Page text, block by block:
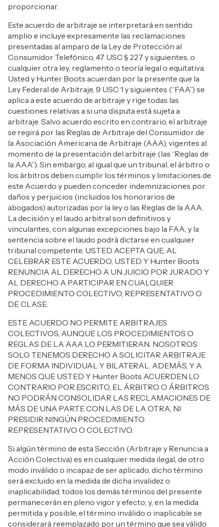
proporcionar.
Este acuerdo de arbitraje se interpretará en sentido
amplio e incluye expresamente las reclamaciones
presentadas al amparo de la Ley de Protección al
Consumidor Telefónico, 47 USC § 227 y siguientes, o
cualquier otra ley, reglamento o teoría legal o equitativa.
Usted y Hunter Boots acuerdan por la presente que la
Ley Federal de Arbitraje, 9 USC 1 y siguientes (“FAA”) se
aplica a este acuerdo de arbitraje y rige todas las
cuestiones relativas a si una disputa está sujeta a
arbitraje. Salvo acuerdo escrito en contrario, el arbitraje
se regirá por las Reglas de Arbitraje del Consumidor de
la Asociación Americana de Arbitraje (AAA), vigentes al
momento de la presentación del arbitraje (las “Reglas de
la AAA”). Sin embargo, al igual que un tribunal, el árbitro o
los árbitros deben cumplir los términos y limitaciones de
este Acuerdo y pueden conceder indemnizaciones por
daños y perjuicios (incluidos los honorarios de
abogados) autorizadas por la ley o las Reglas de la AAA.
La decisión y el laudo arbitral son definitivos y
vinculantes, con algunas excepciones bajo la FAA, y la
sentencia sobre el laudo podrá dictarse en cualquier
tribunal competente. USTED ACEPTA QUE, AL
CELEBRAR ESTE ACUERDO, USTED Y Hunter Boots
RENUNCIA AL DERECHO A UN JUICIO POR JURADO Y
AL DERECHO A PARTICIPAR EN CUALQUIER
PROCEDIMIENTO COLECTIVO, REPRESENTATIVO O
DE CLASE.
ESTE ACUERDO NO PERMITE ARBITRAJES
COLECTIVOS, AUNQUE LOS PROCEDIMIENTOS O
REGLAS DE LA AAA LO PERMITIERAN. NOSOTROS
SOLO TENEMOS DERECHO A SOLICITAR ARBITRAJE
DE FORMA INDIVIDUAL Y BILATERAL. ADEMÁS, Y A
MENOS QUE USTED Y Hunter Boots ACUERDEN LO
CONTRARIO POR ESCRITO, EL ÁRBITRO O ÁRBITROS
NO PODRÁN CONSOLIDAR LAS RECLAMACIONES DE
MÁS DE UNA PARTE CON LAS DE LA OTRA, NI
PRESIDIR NINGÚN PROCEDIMIENTO
REPRESENTATIVO O COLECTIVO.
Si algún término de esta Sección (Arbitraje y Renuncia a
Acción Colectiva) es en cualquier medida ilegal, de otro
modo inválido o incapaz de ser aplicado, dicho término
será excluido en la medida de dicha invalidez o
inaplicabilidad; todos los demás términos del presente
permanecerán en pleno vigor y efecto; y, en la medida
permitida y posible, el término inválido o inaplicable se
considerará reemplazado por un término que sea válido